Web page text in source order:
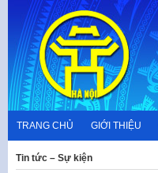
content
TRANG CHỦ GIỚI THIỆU
Tin tức – Sự kiện